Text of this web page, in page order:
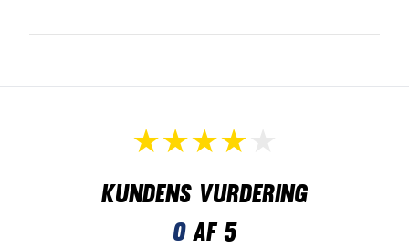
Kundens vurdering
0af 5